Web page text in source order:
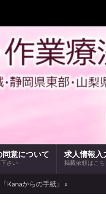
同意について
さい
求人情報入
掲載依頼はこち
Kanaからの手紙』 »